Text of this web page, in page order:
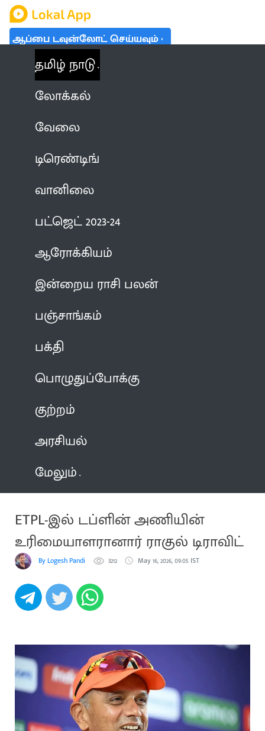
ஆப்பை டவுன்லோட் செய்யவும்
தமிழ் நாடு
லோக்கல்
வேலை
டிரெண்டிங்
வானிலை
பட்ஜெட் 2023-24
ஆரோக்கியம்
இன்றைய ராசி பலன்
பஞ்சாங்கம்
பக்தி
பொழுதுப்போக்கு
குற்றம்
அரசியல்
மேலும்
ETPL-இல் டப்ளின் அணியின்
உரிமையாளரானார் ராகுல் டிராவிட்
By Logesh Pandi 3212 May 16, 2026, 09:05 IST